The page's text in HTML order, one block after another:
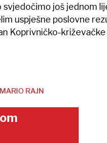
još jednom
uspješne poslovne
Koprivničko-križevačke
RAJN